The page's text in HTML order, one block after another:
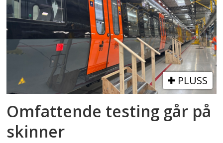
PLUSS
Omfattende testing går på
skinner